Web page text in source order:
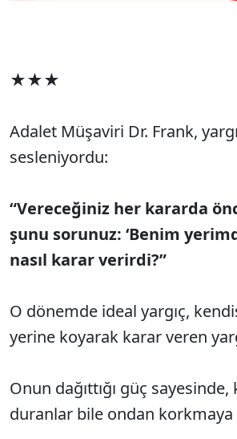
★★★
Adalet Müşaviri Dr. Frank,
sesleniyordu:
“Vereceğiniz her kararda
şunu sorunuz: ‘Benim
nasıl karar verirdi?”
O dönemde ideal yargıç,
yerine koyarak karar veren
Onun dağıttığı güç sayesinde,
duranlar bile ondan korkmaya